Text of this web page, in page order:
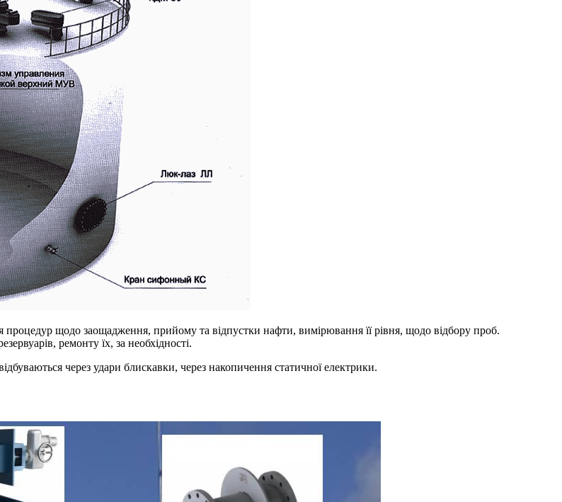
процедур щодо заощадження, прийому та відпустки нафти, вимірювання її рівня, щодо відбору проб.
ремонту їх, за необхідності.
через удари блискавки, через накопичення статичної електрики.